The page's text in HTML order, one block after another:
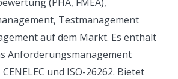
Testmanagement
auf dem Markt. Es enthält
Anforderungsmanagement
und ISO-26262. Bietet